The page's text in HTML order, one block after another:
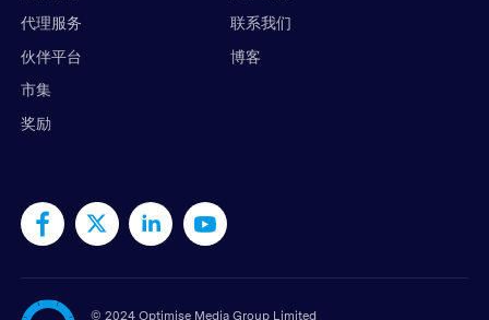
代理服务
伙伴平台
市集
奖励
联系我们
博客
© 2024 Optimise Media Group Limited